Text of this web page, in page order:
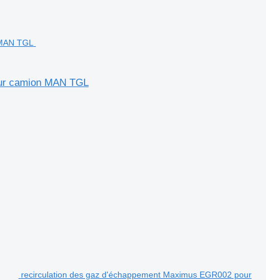
camion MAN TGL
recirculation des gaz d'échappement Maximus EGR002 pour